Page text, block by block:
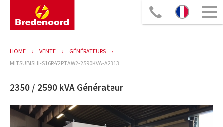
HOME VENTE
GÉNÉRATEURS
MITSUBISHI-S16R-Y2PTAW2-2590KVA-A2313
2350 / 2590 kVA Générateur